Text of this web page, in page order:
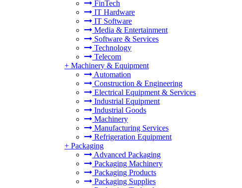
FinTech
IT Hardware
IT Software
Media & Entertainment
Software & Services
Technology
Telecom
+ Machinery & Equipment
Automation
Construction & Engineering
Electrical Equipment & Services
Industrial Equipment
Industrial Goods
Machinery
Manufacturing Services
Refrigeration Equipment
+ Packaging
Advanced Packaging
Packaging Machinery
Packaging Products
Packaging Supplies